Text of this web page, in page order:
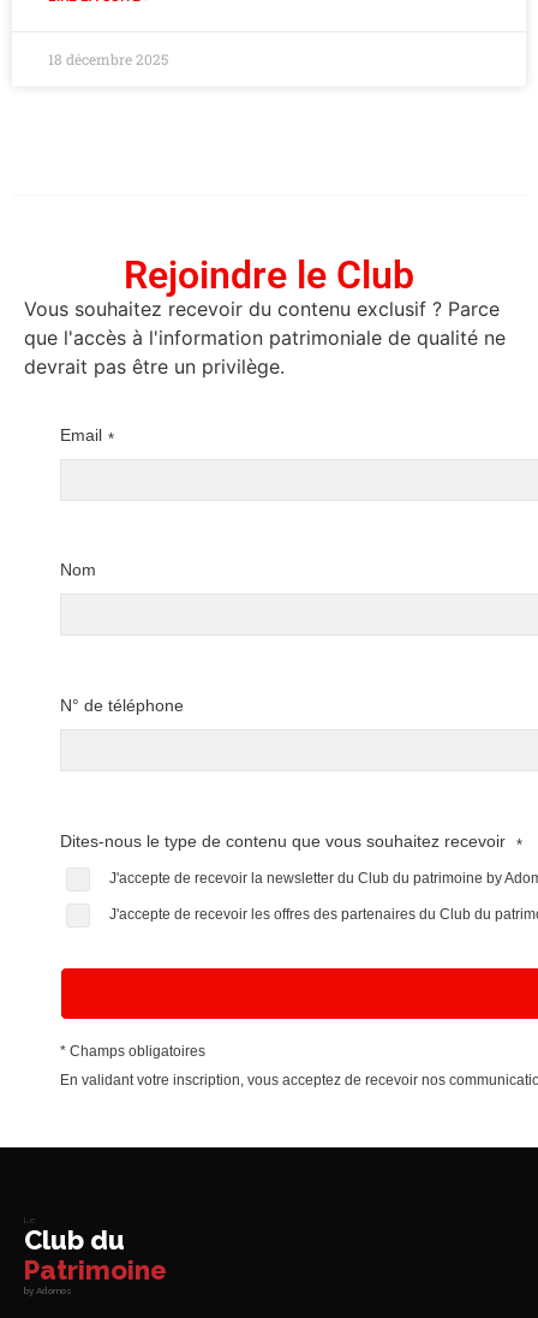
18 décembre 2025
Rejoindre le Club
Vous souhaitez recevoir du contenu exclusif ? Parce
que l'accès à l'information patrimoniale de qualité ne
devrait pas être un privilège.
Email *
Nom
N° de téléphone
Dites-nous le type de contenu que vous souhaitez recevoir *
J'accepte de recevoir la newsletter du Club du patrimoine by
J'accepte de recevoir les offres des partenaires du Club du
* Champs obligatoires
En validant votre inscription, vous acceptez de recevoir nos
Le
Club du
Patrimoine
by Adomos